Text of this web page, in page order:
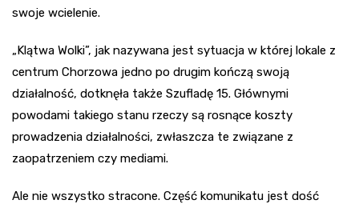
swoje wcielenie.
„Klątwa Wolki”, jak nazywana jest sytuacja w której lokale z
centrum Chorzowa jedno po drugim kończą swoją
działalność, dotknęła także Szufladę 15. Głównymi
powodami takiego stanu rzeczy są rosnące koszty
prowadzenia działalności, zwłaszcza te związane z
zaopatrzeniem czy mediami.
Ale nie wszystko stracone. Część komunikatu jest dość